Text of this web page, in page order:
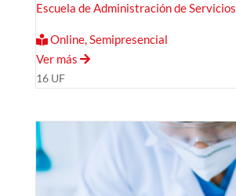
Escuela de Administración de Servicios
Online, Semipresencial
Ver más
16 UF